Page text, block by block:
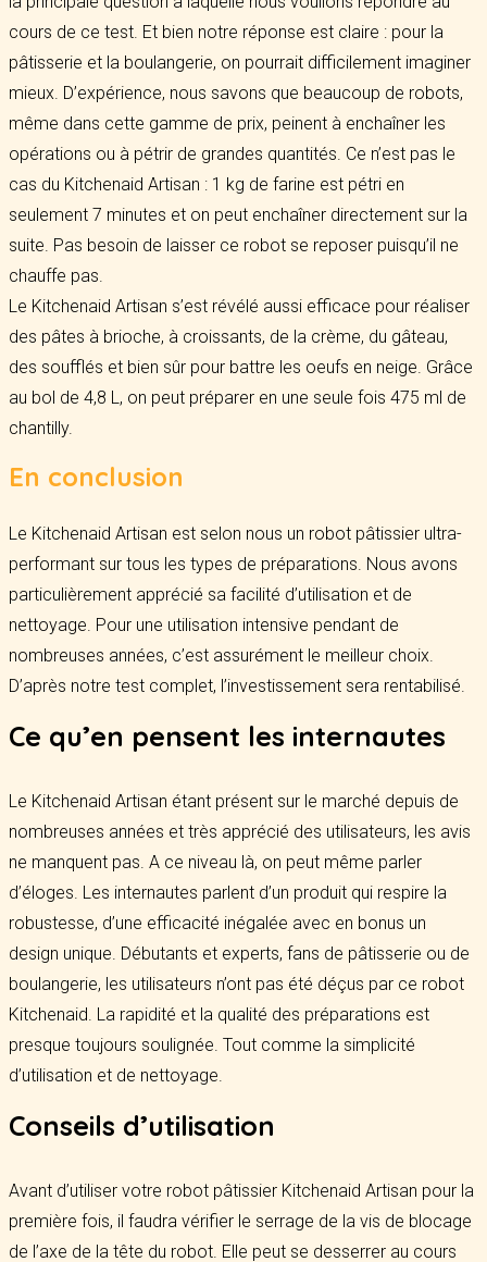
cours de ce test. Et bien notre réponse est claire : pour la
pâtisserie et la boulangerie, on pourrait difficilement imaginer
mieux. D’expérience, nous savons que beaucoup de robots,
même dans cette gamme de prix, peinent à enchaîner les
opérations ou à pétrir de grandes quantités. Ce n’est pas le
cas du Kitchenaid Artisan : 1 kg de farine est pétri en
seulement 7 minutes et on peut enchaîner directement sur la
suite. Pas besoin de laisser ce robot se reposer puisqu’il ne
chauffe pas.
Le Kitchenaid Artisan s’est révélé aussi efficace pour réaliser
des pâtes à brioche, à croissants, de la crème, du gâteau,
des soufflés et bien sûr pour battre les oeufs en neige. Grâce
au bol de 4,8 L, on peut préparer en une seule fois 475 ml de
chantilly.
En conclusion
Le Kitchenaid Artisan est selon nous un robot pâtissier ultra-
performant sur tous les types de préparations. Nous avons
particulièrement apprécié sa facilité d’utilisation et de
nettoyage. Pour une utilisation intensive pendant de
nombreuses années, c’est assurément le meilleur choix.
D’après notre test complet, l’investissement sera rentabilisé.
Ce qu’en pensent les internautes
Le Kitchenaid Artisan étant présent sur le marché depuis de
nombreuses années et très apprécié des utilisateurs, les avis
ne manquent pas. A ce niveau là, on peut même parler
d’éloges. Les internautes parlent d’un produit qui respire la
robustesse, d’une efficacité inégalée avec en bonus un
design unique. Débutants et experts, fans de pâtisserie ou de
boulangerie, les utilisateurs n’ont pas été déçus par ce robot
Kitchenaid. La rapidité et la qualité des préparations est
presque toujours soulignée. Tout comme la simplicité
d’utilisation et de nettoyage.
Conseils d’utilisation
Avant d’utiliser votre robot pâtissier Kitchenaid Artisan pour la
première fois, il faudra vérifier le serrage de la vis de blocage
de l’axe de la tête du robot. Elle peut se desserrer au cours